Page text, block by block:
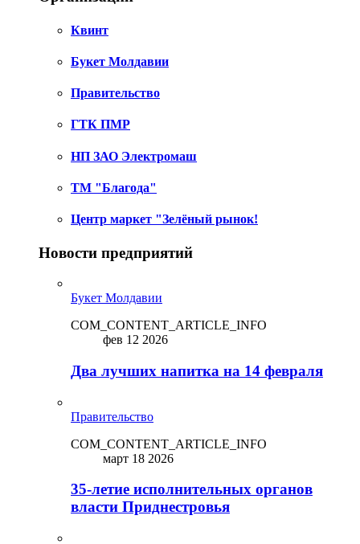
Квинт
Букет Молдавии
Правительство
ГТК ПМР
НП ЗАО Электромаш
ТМ "Благода"
Центр маркет "Зелёный рынок!
Новости предприятий
Букет Молдавии
COM_CONTENT_ARTICLE_INFO
фев 12 2026
Два лучших напитка на 14 февраля
Правительство
COM_CONTENT_ARTICLE_INFO
март 18 2026
35-летие исполнительных органов
власти Приднестровья